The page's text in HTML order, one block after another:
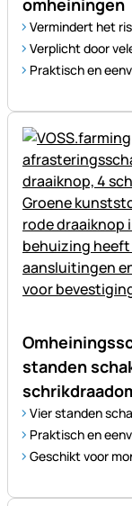
omheiningen
Vermindert het
Verplicht door
Praktisch en
standen
Vier standen
Praktisch en
Geschikt voor